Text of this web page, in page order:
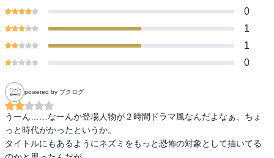
0
1
1
0
powered by ブクログ
うーん……なーんか登場人物が２時間ドラマ風なんだよなぁ、ちょ
っと時代がかったというか。
タイトルにもあるようにネズミをもっと恐怖の対象として描いてる